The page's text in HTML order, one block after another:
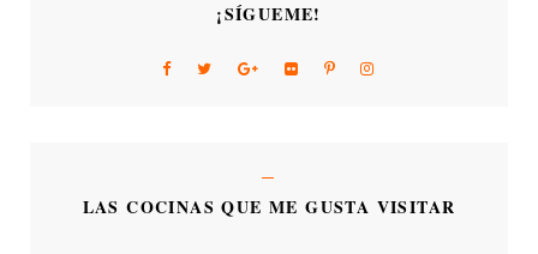
¡SÍGUEME!
LAS COCINAS QUE ME GUSTA VISITAR